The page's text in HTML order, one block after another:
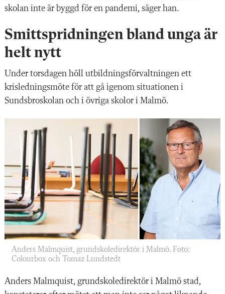
skolan inte är byggd för en pandemi, säger han.
Smittspridningen bland unga är
helt nytt
Under torsdagen höll utbildningsförvaltningen ett
krisledningsmöte för att gå igenom situationen i
Sundsbroskolan och i övriga skolor i Malmö.
Anders Malmquist, grundskoledirektör i Malmö. Foto:
Colourbox och Tomaz Lundstedt
Anders Malmquist, grundskoledirektör i Malmö stad,